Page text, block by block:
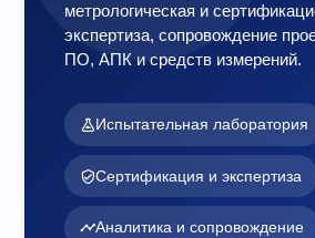
метрологическая и
экспертиза, сопровождение
ПО, АПК и средств измерений.
Испытательная лаборатория
Сертификация и экспертиза
Аналитика и сопровождение